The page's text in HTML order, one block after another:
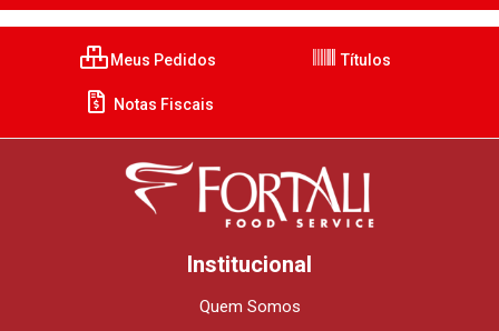
Meus Pedidos Títulos
Notas Fiscais
Institucional
Quem Somos